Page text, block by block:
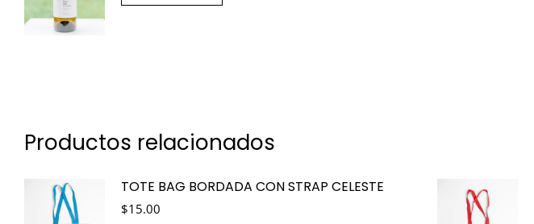
Productos relacionados
TOTE BAG BORDADA CON STRAP CELESTE
$15.00